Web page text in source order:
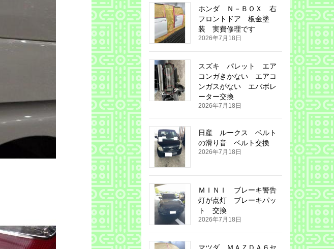
ホンダ Ｎ－ＢＯＸ 右
フロントドア 板金塗
装 実費修理です
2026年7月18日
スズキ パレット エア
コンガきかない エアコ
ンガスがない エバボレ
ーター交換
2026年7月18日
日産 ルークス ベルト
の滑り音 ベルト交換
2026年7月18日
ＭＩＮＩ ブレーキ警告
灯が点灯 ブレーキパッ
ト 交換
2026年7月18日